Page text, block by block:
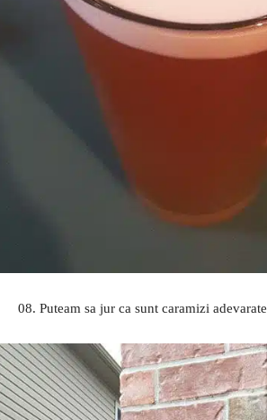
08. Puteam sa jur ca sunt caramizi adevarate